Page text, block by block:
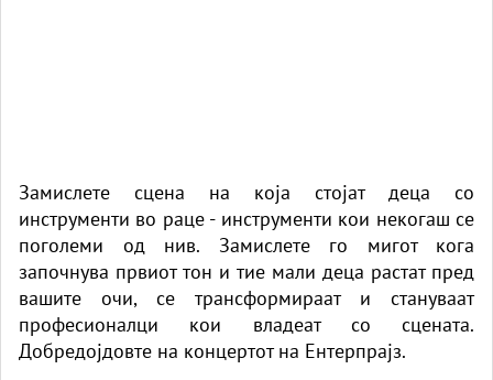
Замислете сцена на која стојат деца со
инструменти во раце - инструменти кои некогаш се
поголеми од нив. Замислете го мигот кога
започнува првиот тон и тие мали деца растат пред
вашите очи, се трансформираат и стануваат
професионалци кои владеат со сцената.
Добредојдовте на концертот на Ентерпрајз.